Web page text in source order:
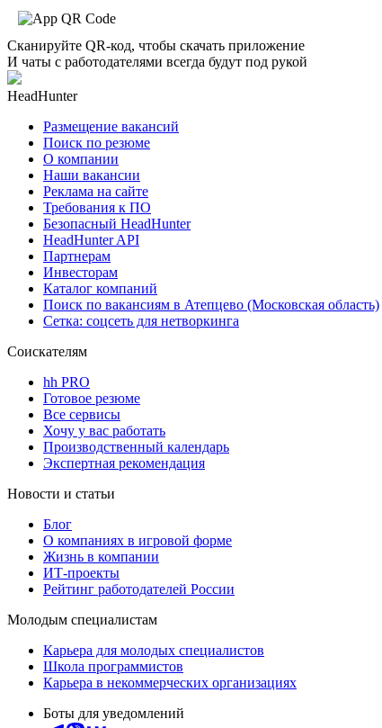
Сканируйте QR-код, чтобы скачать приложение
И чаты с работодателями всегда будут под рукой
HeadHunter
Размещение вакансий
Поиск по резюме
О компании
Наши вакансии
Реклама на сайте
Требования к ПО
Безопасный HeadHunter
HeadHunter API
Партнерам
Инвесторам
Каталог компаний
Поиск по вакансиям в Атепцево (Московская область)
Сетка: соцсеть для нетворкинга
Соискателям
hh PRO
Готовое резюме
Все сервисы
Хочу у вас работать
Производственный календарь
Экспертная рекомендация
Новости и статьи
Блог
О компаниях в игровой форме
Жизнь в компании
ИТ-проекты
Рейтинг работодателей России
Молодым специалистам
Карьера для молодых специалистов
Школа программистов
Карьера в некоммерческих организациях
Боты для уведомлений